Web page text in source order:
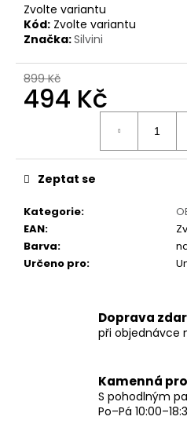
Zvolte variantu
Kód: Zvolte variantu
Značka:Silvini
899 Kč
494 Kč
Kategorie:
EAN:
Barva:
Určeno pro:
Zeptat se
Doprava
při objednávce
Kamenná
S pohodlným
Po–Pá
u
č
u
e